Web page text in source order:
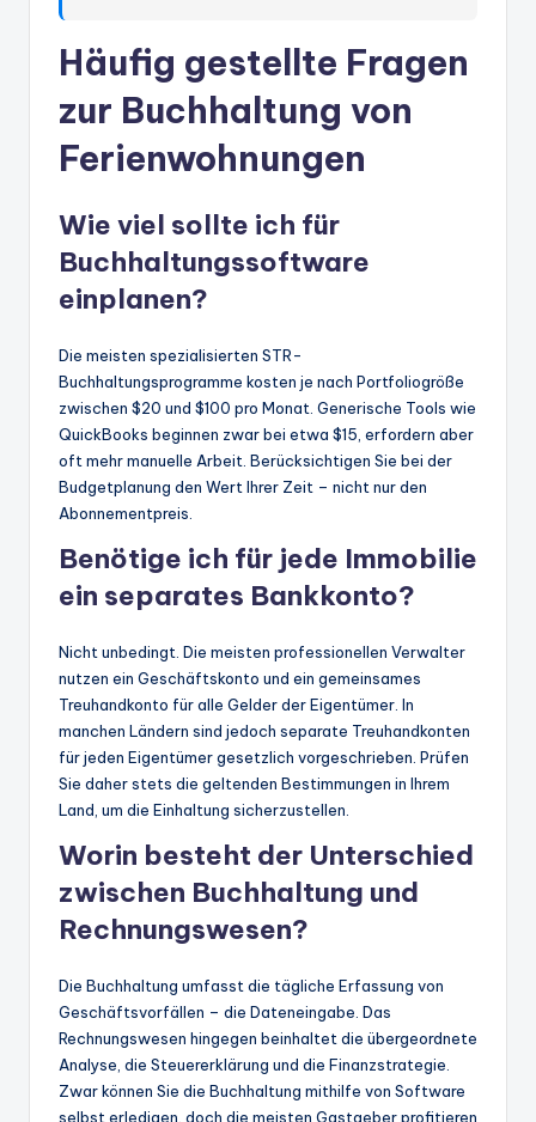
Häufig gestellte Fragen
zur Buchhaltung von
Ferienwohnungen
Wie viel sollte ich für
Buchhaltungssoftware
einplanen?
Die meisten spezialisierten STR-
Buchhaltungsprogramme kosten je nach Portfoliogröße
zwischen $20 und $100 pro Monat. Generische Tools wie
QuickBooks beginnen zwar bei etwa $15, erfordern aber
oft mehr manuelle Arbeit. Berücksichtigen Sie bei der
Budgetplanung den Wert Ihrer Zeit – nicht nur den
Abonnementpreis.
Benötige ich für jede Immobilie
ein separates Bankkonto?
Nicht unbedingt. Die meisten professionellen Verwalter
nutzen ein Geschäftskonto und ein gemeinsames
Treuhandkonto für alle Gelder der Eigentümer. In
manchen Ländern sind jedoch separate Treuhandkonten
für jeden Eigentümer gesetzlich vorgeschrieben. Prüfen
Sie daher stets die geltenden Bestimmungen in Ihrem
Land, um die Einhaltung sicherzustellen.
Worin besteht der Unterschied
zwischen Buchhaltung und
Rechnungswesen?
Die Buchhaltung umfasst die tägliche Erfassung von
Geschäftsvorfällen – die Dateneingabe. Das
Rechnungswesen hingegen beinhaltet die übergeordnete
Analyse, die Steuererklärung und die Finanzstrategie.
Zwar können Sie die Buchhaltung mithilfe von Software
selbst erledigen, doch die meisten Gastgeber profitieren